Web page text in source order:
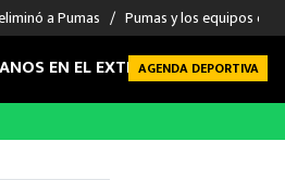
a Pumas Pumas y los equipos
EN EL EXTRANJERO FUTBOL
AGENDA DEPORTIVA